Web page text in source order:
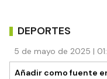
DEPORTES
5 de mayo de 2025 |
Añadir como fuente